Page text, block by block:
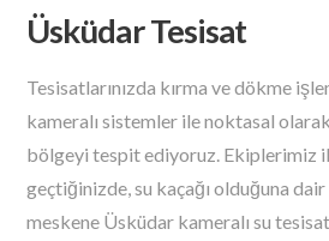
Üsküdar Tesisat
Tesisatlarınızda kırma ve dökme
kameralı sistemler ile noktasal olarak
bölgeyi tespit ediyoruz. Ekiplerimiz
geçtiğinizde, su kaçağı olduğuna
meskene Üsküdar kameralı su